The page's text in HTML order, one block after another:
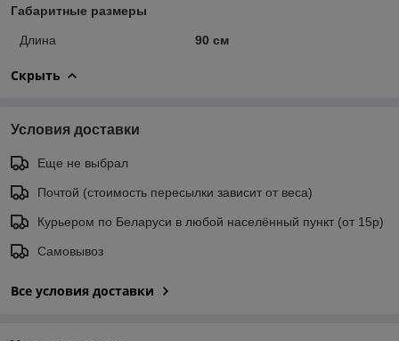
Габаритные размеры
Длина 90 см
Скрыть
Условия доставки
Еще не выбрал
Почтой (стоимость пересылки зависит от веса)
Курьером по Беларуси в любой населённый пункт (от 15р)
Самовывоз
Все условия доставки